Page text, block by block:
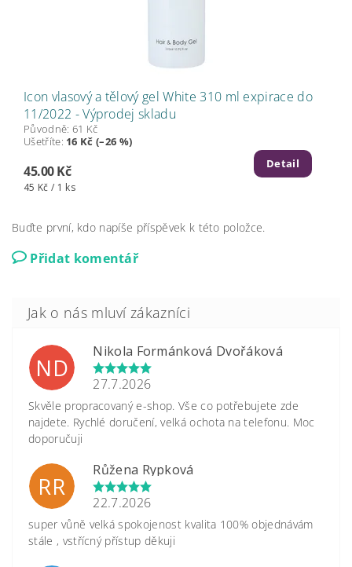
Icon vlasový a tělový gel White 310 ml expirace do
11/2022 - Výprodej skladu
Původně: 61 Kč
Ušetříte: 16 Kč (–26 %)
45.00 Kč
45 Kč / 1 ks
Detail
Buďte první, kdo napíše příspěvek k této položce.
Přidat komentář
ND
Nikola Formánková Dvořáková
27.7.2026
Skvěle propracovaný e-shop. Vše co potřebujete zde
najdete. Rychlé doručení, velká ochota na telefonu. Moc
doporučuji
RR
Růžena Rypková
22.7.2026
super vůně velká spokojenost kvalita 100% objednávám
stále , vstřícný přístup děkuji